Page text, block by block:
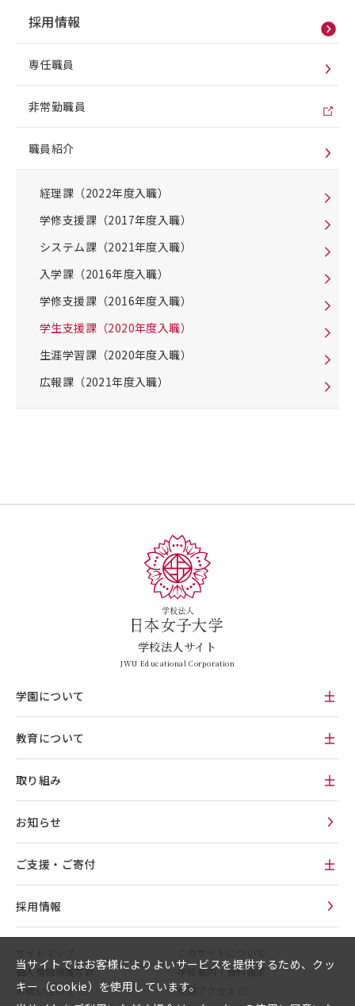
採用情報
専任職員
非常勤職員
職員紹介
経理課（2022年度入職）
学修支援課（2017年度入職）
システム課（2021年度入職）
入学課（2016年度入職）
学修支援課（2016年度入職）
学生支援課（2020年度入職）
生涯学習課（2020年度入職）
広報課（2021年度入職）
学校法人サイト
JWU Educational Corporation
学園について
教育について
取り組み
お知らせ
ご支援・ご寄付
採用情報
個人情報保護方針
学校案内・資料請求
お問い合わせ
交通アクセス
当サイトではお客様によりよいサービスを提供するため、クッ
キー（cookie）を使用しています。